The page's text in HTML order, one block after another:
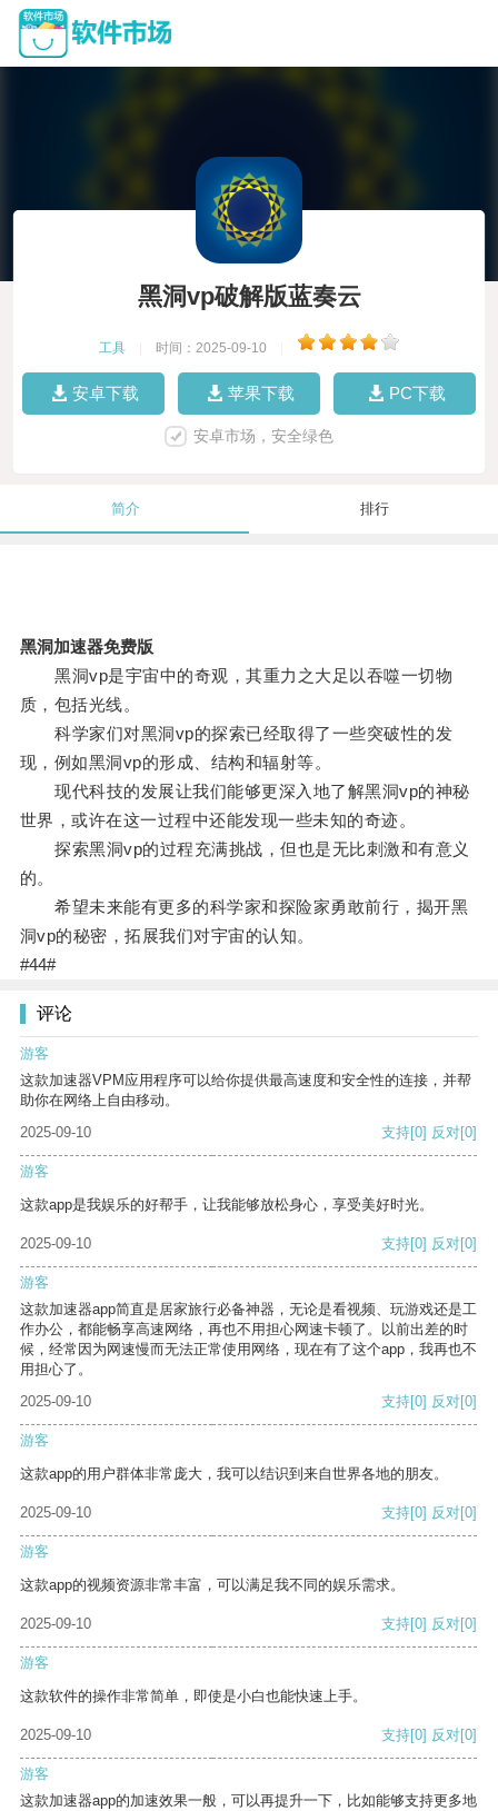
黑洞vp破解版蓝奏云
工具 时间：2025-09-10
安卓下载 苹果下载 PC下载
安卓市场，安全绿色
简介 排行
黑洞加速器免费版
黑洞vp是宇宙中的奇观，其重力之大足以吞噬一切物
质，包括光线。
科学家们对黑洞vp的探索已经取得了一些突破性的发
现，例如黑洞vp的形成、结构和辐射等。
现代科技的发展让我们能够更深入地了解黑洞vp的神秘
世界，或许在这一过程中还能发现一些未知的奇迹。
探索黑洞vp的过程充满挑战，但也是无比刺激和有意义
的。
希望未来能有更多的科学家和探险家勇敢前行，揭开黑
洞vp的秘密，拓展我们对宇宙的认知。
#44#
评论
游客
这款加速器VPM应用程序可以给你提供最高速度和安全性的连接，并帮
助你在网络上自由移动。
2025-09-10
支持[0] 反对[0]
游客
这款app是我娱乐的好帮手，让我能够放松身心，享受美好时光。
2025-09-10 支持[0] 反对[0]
游客
这款加速器app简直是居家旅行必备神器，无论是看视频、玩游戏还是工
作办公，都能畅享高速网络，再也不用担心网速卡顿了。以前出差的时
候，经常因为网速慢而无法正常使用网络，现在有了这个app，我再也不
用担心了。
2025-09-10
支持[0] 反对[0]
游客
这款app的用户群体非常庞大，我可以结识到来自世界各地的朋友。
2025-09-10 支持[0] 反对[0]
游客
这款app的视频资源非常丰富，可以满足我不同的娱乐需求。
2025-09-10 支持[0] 反对[0]
游客
这款软件的操作非常简单，即使是小白也能快速上手。
2025-09-10 支持[0] 反对[0]
游客
这款加速器app的加速效果一般，可以再提升一下，比如能够支持更多地